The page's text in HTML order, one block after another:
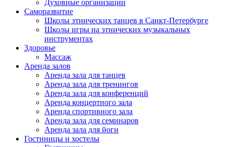
Духовные организации
Саморазвитие
Школы этнических танцев в Санкт-Петербурге
Школы игры на этнических музыкальных
инструментах
Здоровье
Массаж
Аренда залов
Аренда зала для танцев
Аренда зала для тренингов
Аренда зала для конференций
Аренда концертного зала
Аренда спортивного зала
Аренда зала для семинаров
Аренда зала для йоги
Гостиницы и хостелы